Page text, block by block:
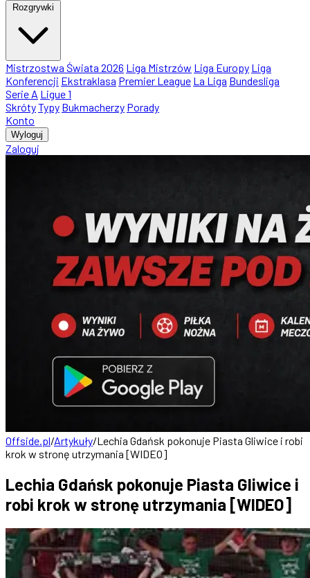
Rozgrywki
Mistrzostwa Świata 2026 Liga Mistrzów Liga Europy Liga
Konferencji Ekstraklasa Premier League La Liga Bundesliga
Serie A Ligue 1
SkrótyTypy Bukmacherzy Porady
Konto
Wyloguj
Zaloguj
Offside.pl/Artykuły/Lechia Gdańsk pokonuje Piasta Gliwice i robi
krok w stronę utrzymania [WIDEO]
Lechia Gdańsk pokonuje Piasta Gliwice i
robi krok w stronę utrzymania [WIDEO]